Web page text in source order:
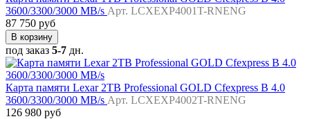
3600/3300/3000 MB/s Арт. LCXEXP4001T-RNENG
87 750 руб
В корзину
под заказ 5-7 дн.
Карта памяти Lexar 2TB Professional GOLD Cfexpress B 4.0
3600/3300/3000 MB/s Арт. LCXEXP4002T-RNENG
126 980 руб